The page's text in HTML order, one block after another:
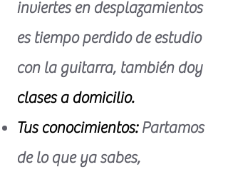
inviertes en desplazamientos
es tiempo perdido de estudio
con la guitarra, también doy
clases a domicilio.
Tus conocimientos:Partamos
de lo que ya sabes,